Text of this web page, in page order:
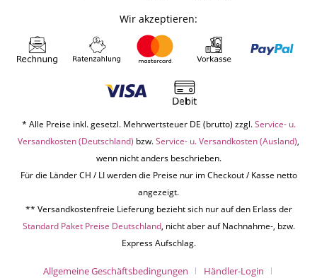
Wir akzeptieren:
* Alle Preise inkl. gesetzl. Mehrwertsteuer DE (brutto) zzgl.Service- u.
Versandkosten (Deutschland) bzw.Service- u. Versandkosten (Ausland),
wenn nicht anders beschrieben.
Für die Länder CH / LI werden die Preise nur im Checkout / Kasse netto
angezeigt.
** Versandkostenfreie Lieferung bezieht sich nur auf den Erlass der
Standard Paket Preise Deutschland, nicht aber auf Nachnahme-, bzw.
Express Aufschlag.
Allgemeine Geschäftsbedingungen
Händler-Login